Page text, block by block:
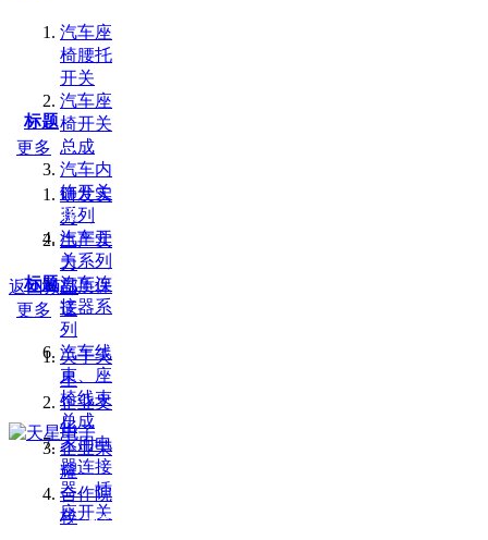
汽车座
椅腰托
开关
汽车座
椅开关
总成
汽车内
饰开关
系列
汽车开
关系列
汽车连
接器系
列
汽车线
束、座
椅线束
总成
家用电
器连接
器、插
座开关
标题
更多
研发实
力
生产实
力
品质保
证
标题
更多
关于天
星
企业文
化
企业荣
耀
合作院
校
地 址：浙江省乐清市乐清湾临港经开区虹南路11号
友情链接：
返回顶部